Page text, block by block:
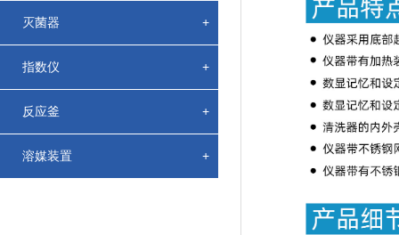
灭菌器 +
指数仪 +
反应釜 +
溶媒装置 +